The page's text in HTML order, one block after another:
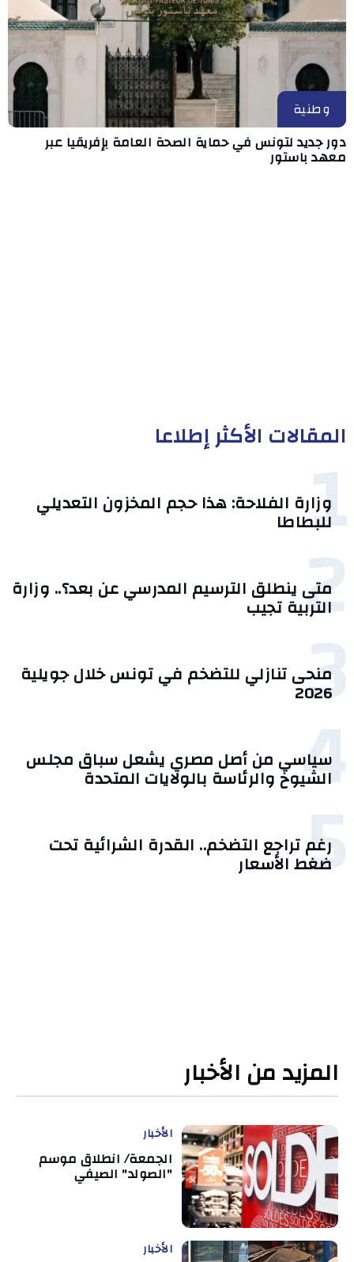
وطنية
دور جديد لتونس في حماية الصحة العامة بإفريقيا عبر
معهد باستور
المقالات الأكثر إطلاعا
1
وزارة الفلاحة: هذا حجم المخزون التعديلي
للبطاطا
2
متى ينطلق الترسيم المدرسي عن بعد؟.. وزارة
التربية تجيب
3 منحى تنازلي ‎للتضخم في تونس خلال جويلية
2026‎
4
سياسي من أصل مصري يشعل سباق مجلس
الشيوخ والرئاسة بالولايات المتحدة
5
رغم تراجع التضخم.. القدرة الشرائية تحت
ضغط الأسعار
المزيد من الأخبار
الأخبار
الجمعة/ انطلاق موسم
"الصولد" الصيفي
الأخبار